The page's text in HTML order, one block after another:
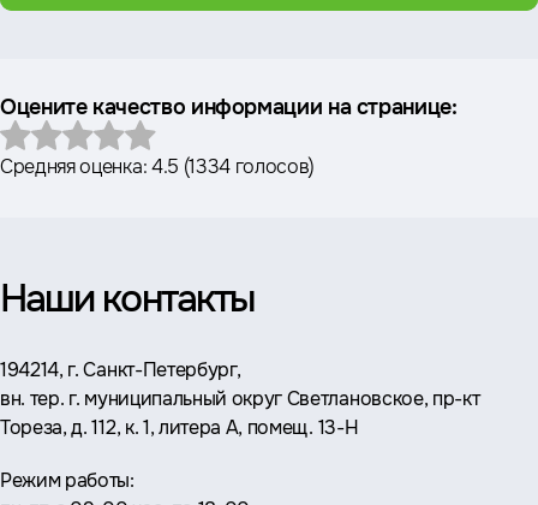
Оцените качество информации на странице:
Средняя оценка:4.5 (1334 голосов)
Наши контакты
Адрес:
194214, г. Санкт-Петербург,
вн. тер. г. муниципальный округ Светлановское, пр-кт
Тореза, д. 112, к. 1, литера А, помещ. 13-Н
Режим работы: